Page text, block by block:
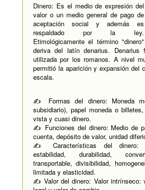
Dinero: Es el medio de expresión del
valor o un medio general de pago de
aceptación social y además es
respaldado por la ley.
Etimológicamente el término "dinero"
deriva del latín denarius. Denarius
utilizada por los romanos. A nivel
permitió la aparición y expansión del
escala.
✍ Formas del dinero: Moneda
subsidiario), papel moneda o
vista y cuasi dinero.
✍ Funciones del dinero: Medio de
cuenta, depósito de valor, unidad
✍ Características del dinero:
estabilidad, durabilidad,
transportable, divisibilidad,
limitada y elasticidad.
✍ Valor del dinero: Valor intrínseco: